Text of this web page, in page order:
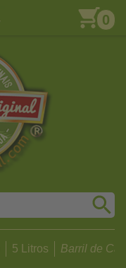
0
5 Litros Barril de